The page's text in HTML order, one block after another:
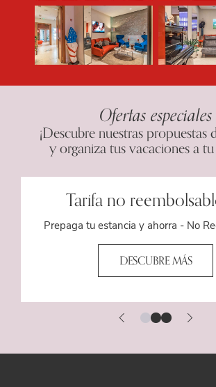
Ofertas especiales
¡Descubre nuestras propuestas
y organiza tus vacaciones a
Tarifa no
Prepaga tu estancia y ahorra - No
DESCUBRE MÁS